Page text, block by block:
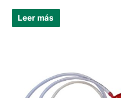
Leer más